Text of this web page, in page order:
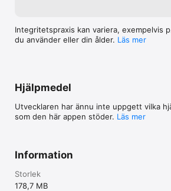
Integritetspraxis kan variera, exempelvis
du använder eller din ålder. Läs mer
Hjälpmedel
Utvecklaren har ännu inte uppgett vilka
som den här appen stöder. Läs mer
Information
Storlek
178,7 MB